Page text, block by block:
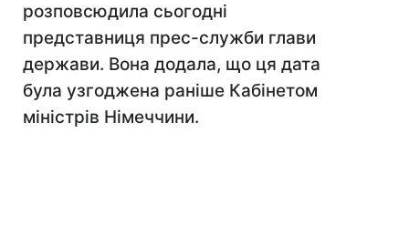
розповсюдила сьогодні
представниця прес-служби глави
держави. Вона додала, що ця дата
була узгоджена раніше Кабінетом
міністрів Німеччини.